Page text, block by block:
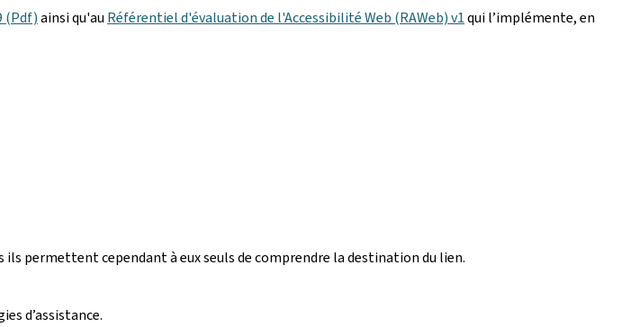
(Pdf)ainsi qu'au Référentiel d'évaluation de l'Accessibilité Web (RAWeb) v1qui l’implémente, en
permettent cependant à eux seuls de comprendre la destination du lien.
d’assistance.